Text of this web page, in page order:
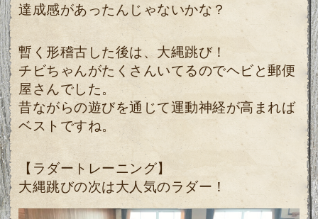
達成感があったんじゃないかな？
暫く形稽古した後は、大縄跳び！
チビちゃんがたくさんいてるのでヘビと郵便
屋さんでした。
昔ながらの遊びを通じて運動神経が高まれば
ベストですね。
【ラダートレーニング】
大縄跳びの次は大人気のラダー！